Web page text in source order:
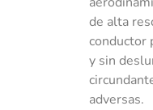
de alta
conductor
y sin
adversas.